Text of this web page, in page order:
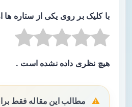
با کلیک بر روی یکی از ستاره ها از ۱ تا ۵ امتیاز
هیچ نظری داده نشده است .
مطالب این مقاله فقط